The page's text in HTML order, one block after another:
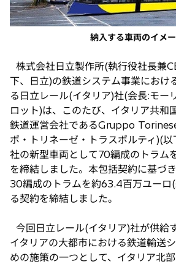
く
納入する車両のイメ
株式会社日立製作所(執行役社長兼
下、日立)の鉄道システム事業におけ
る日立レール(イタリア)社(会長:モー
ロット)は、このたび、イタリア共和
鉄道運営会社であるGruppo
ポ・トリネーゼ・トラスポルティ)(
社の新型車両として70編成のトラム
を締結しました。本包括契約に基づき
30編成のトラムを約63.4百万ユーロ
る契約を締結しました。
今回日立レール(イタリア)社が供給
イタリアの大都市における鉄道輸送
めの施策の一つとして、イタリア北